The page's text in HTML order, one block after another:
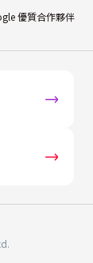
優質合作夥伴